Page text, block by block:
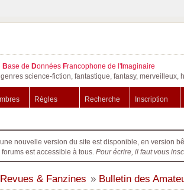
Base de Données Francophone de l'Imaginaire
science-fiction, fantastique, fantasy, merveilleux,
Règles Recherche Inscription
nouvelle version du site est disponible, en version
est accessible à tous. Pour écrire, il faut vous
& Fanzines » Bulletin des